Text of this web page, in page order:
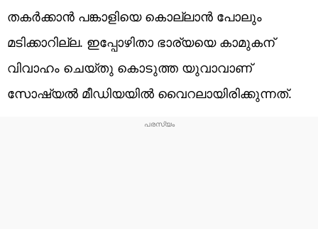
തകർക്കാൻ പങ്കാളിയെ കൊല്ലാൻ പോലും
മടിക്കാറില്ല. ഇപ്പോഴിതാ ഭാര്യയെ കാമുകന്
വിവാഹം ചെയ്തു കൊടുത്ത യുവാവാണ്
സോഷ്യൽ മീഡിയയിൽ വൈറലായിരിക്കുന്നത്.